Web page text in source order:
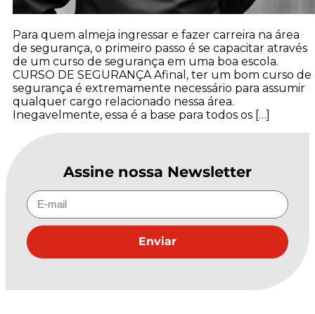
Para quem almeja ingressar e fazer carreira na área
de segurança, o primeiro passo é se capacitar através
de um curso de segurança em uma boa escola.
CURSO DE SEGURANÇA Afinal, ter um bom curso de
segurança é extremamente necessário para assumir
qualquer cargo relacionado nessa área.
Inegavelmente, essa é a base para todos os […]
Assine nossa Newsletter
Enviar